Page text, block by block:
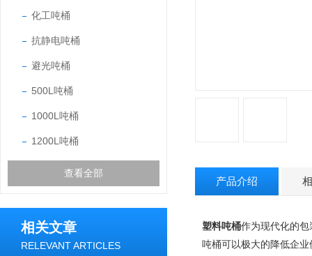
化工吨桶
抗静电吨桶
避光吨桶
500L吨桶
1000L吨桶
1200L吨桶
查看全部
相关文章
RELEVANT ARTICLES
产品介绍
塑料吨桶作为现代化的
吨桶可以极大的降低企